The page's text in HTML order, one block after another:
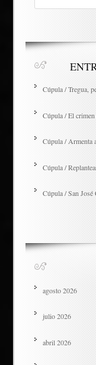
Cúpula / Tregua,
Cúpula / El
Cúpula / Armenta
Cúpula /
Cúpula / San José
agosto 2026
julio 2026
abril 2026